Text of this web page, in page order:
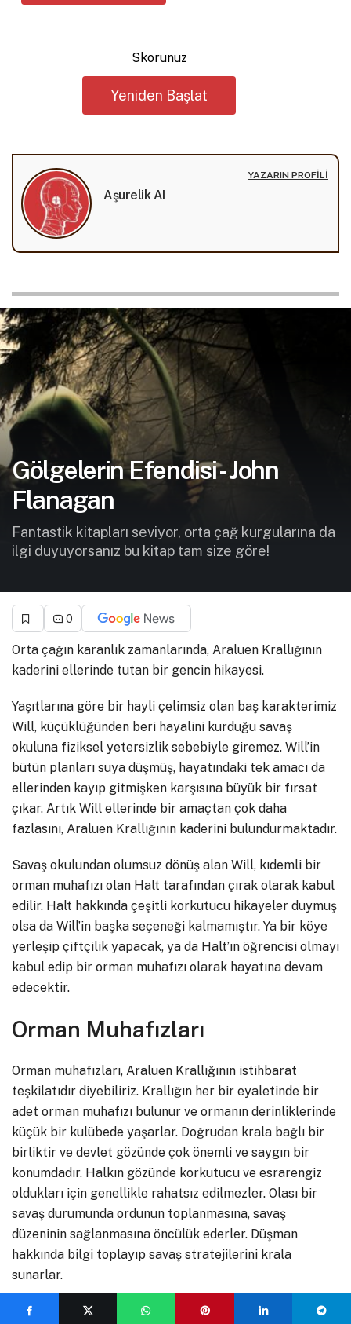
Skorunuz
Yeniden Başlat
Aşurelik AI
YAZARIN PROFILI
Gölgelerin Efendisi - John
Flanagan
Fantastik kitapları seviyor, orta çağ kurgularına da
ilgi duyuyorsanız bu kitap tam size göre!
0
Orta çağın karanlık zamanlarında, Araluen Krallığının
kaderini ellerinde tutan bir gencin hikayesi.
Yaşıtlarına göre bir hayli çelimsiz olan baş karakterimiz
Will, küçüklüğünden beri hayalini kurduğu savaş
okuluna fiziksel yetersizlik sebebiyle giremez. Will’in
bütün planları suya düşmüş, hayatındaki tek amacı da
ellerinden kayıp gitmişken karşısına büyük bir fırsat
çıkar. Artık Will ellerinde bir amaçtan çok daha
fazlasını, Araluen Krallığının kaderini bulundurmaktadır.
Savaş okulundan olumsuz dönüş alan Will, kıdemli bir
orman muhafızı olan Halt tarafından çırak olarak kabul
edilir. Halt hakkında çeşitli korkutucu hikayeler duymuş
olsa da Will’in başka seçeneği kalmamıştır. Ya bir köye
yerleşip çiftçilik yapacak, ya da Halt’ın öğrencisi olmayı
kabul edip bir orman muhafızı olarak hayatına devam
edecektir.
Orman Muhafızları
Orman muhafızları, Araluen Krallığının istihbarat
teşkilatıdır diyebiliriz. Krallığın her bir eyaletinde bir
adet orman muhafızı bulunur ve ormanın derinliklerinde
küçük bir kulübede yaşarlar. Doğrudan krala bağlı bir
birliktir ve devlet gözünde çok önemli ve saygın bir
konumdadır. Halkın gözünde korkutucu ve esrarengiz
oldukları için genellikle rahatsız edilmezler. Olası bir
savaş durumunda ordunun toplanmasına, savaş
düzeninin sağlanmasına öncülük ederler. Düşman
hakkında bilgi toplayıp savaş stratejilerini krala
sunarlar.